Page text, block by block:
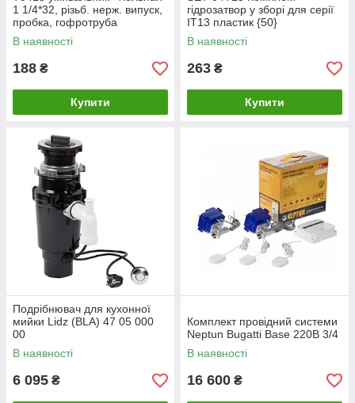
1 1/4*32, різьб. нерж. випуск,
пробка, гофротруба
32*32/40/50{30}
В наявності
188 ₴
Купити
гідрозатвор у зборі для серії
IT13 пластик {50}
В наявності
263 ₴
Купити
Подрібнювач для кухонної
мийки Lidz (BLA) 47 05 000
00
В наявності
6 095 ₴
Комплект провідний системи
Neptun Bugatti Base 220B 3/4
В наявності
16 600 ₴